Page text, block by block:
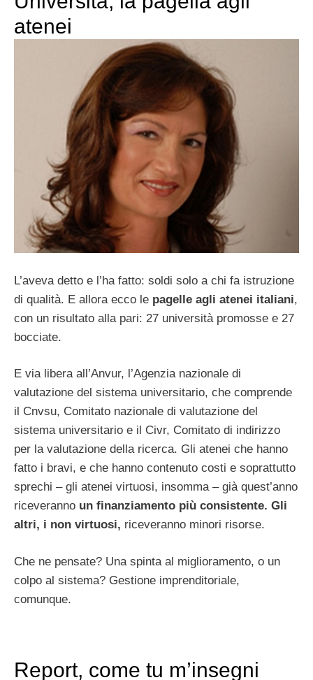
atenei
L’aveva detto e l’ha fatto: soldi solo a chi fa istruzione
di qualità. E allora ecco le pagelle agli atenei italiani,
con un risultato alla pari: 27 università promosse e 27
bocciate.
E via libera all’Anvur, l’Agenzia nazionale di
valutazione del sistema universitario, che comprende
il Cnvsu, Comitato nazionale di valutazione del
sistema universitario e il Civr, Comitato di indirizzo
per la valutazione della ricerca. Gli atenei che hanno
fatto i bravi, e che hanno contenuto costi e soprattutto
sprechi – gli atenei virtuosi, insomma – già quest’anno
riceveranno un finanziamento più consistente. Gli
altri, i non virtuosi, riceveranno minori risorse.
Che ne pensate? Una spinta al miglioramento, o un
colpo al sistema? Gestione imprenditoriale,
comunque.
Report, come tu m’insegni